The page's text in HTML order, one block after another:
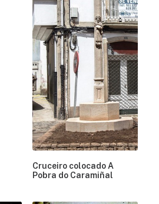
Cruceiro colocado A
Pobra do Caramiñal